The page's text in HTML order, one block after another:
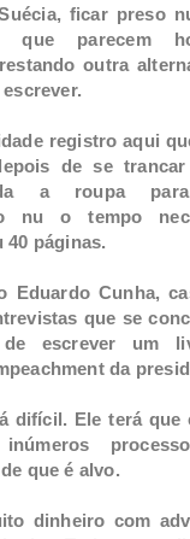
ficar preso
que parecem
outra
registro aqui
de se
a roupa
nu o tempo
40 páginas.
Eduardo Cunha,
que se
escrever um
da
difícil. Ele terá que
que é alvo.
dinheiro com